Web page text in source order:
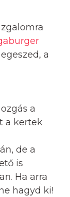
a
a
a kertek
de a
is
Ha arra
hagyd ki!